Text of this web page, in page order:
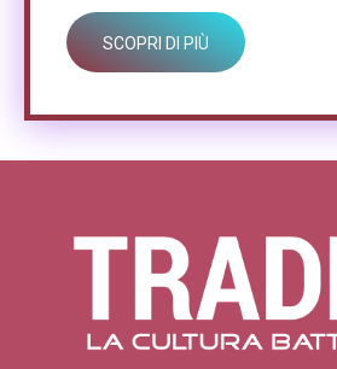
SCOPRI DI PIÙ